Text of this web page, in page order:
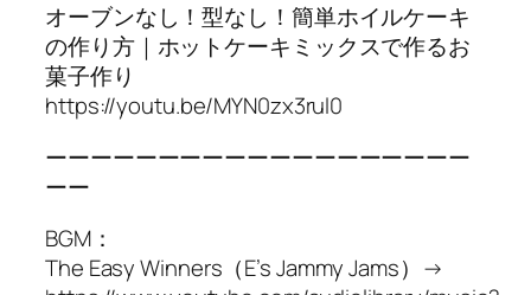
オーブンなし！型なし！簡単ホイルケーキ
の作り方｜ホットケーキミックスで作るお
菓子作り
https://youtu.be/MYN0zx3rul0
ーーーーーーーーーーーーーーーーーーー
ーー
BGM：
The Easy Winners（E’s Jammy Jams）→